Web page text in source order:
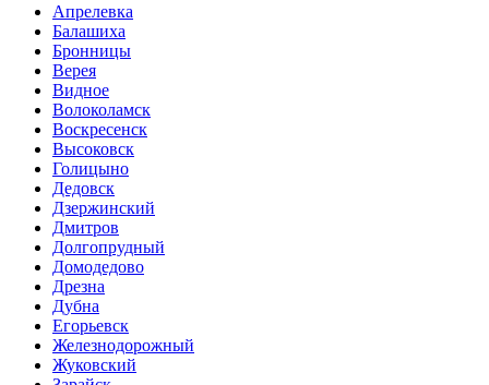
Апрелевка
Балашиха
Бронницы
Верея
Видное
Волоколамск
Воскресенск
Высоковск
Голицыно
Дедовск
Дзержинский
Дмитров
Долгопрудный
Домодедово
Дрезна
Дубна
Егорьевск
Железнодорожный
Жуковский